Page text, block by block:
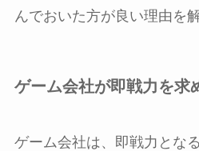
んでおいた方が良い理由を
ゲーム会社が即戦力を求
ゲーム会社は、即戦力とな